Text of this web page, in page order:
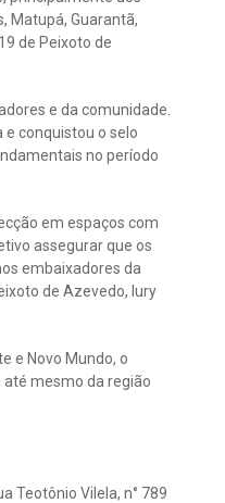
Matupá, Guarantã,
de Peixoto de
e da comunidade.
conquistou o selo
no período
em espaços com
assegurar que os
embaixadores da
de Azevedo, Iury
e Novo Mundo, o
até mesmo da região
Teotônio Vilela, n° 789